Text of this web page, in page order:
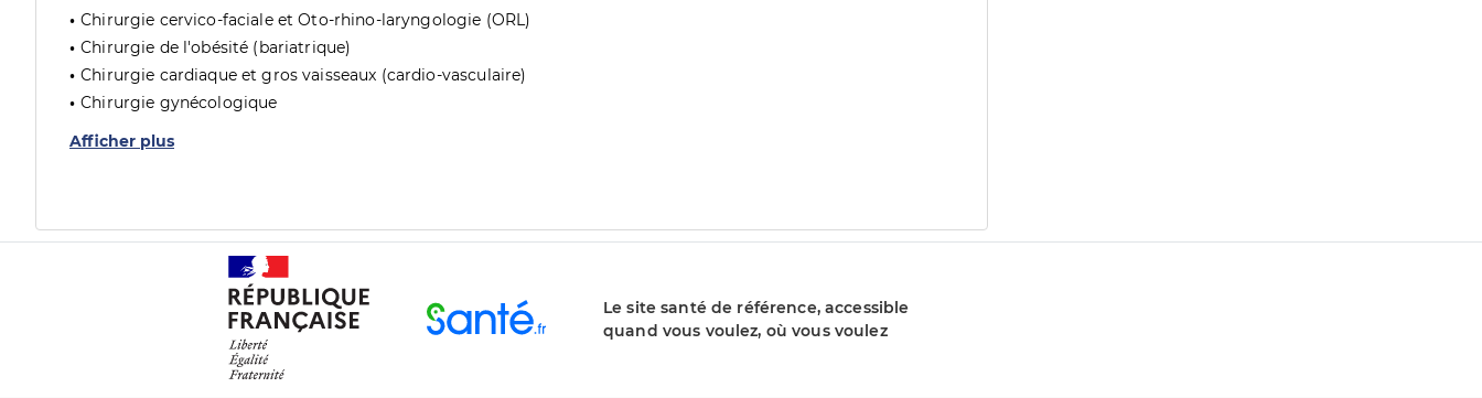
Chirurgie cervico-faciale et Oto-rhino-laryngologie (ORL)
Chirurgie de l'obésité (bariatrique)
Chirurgie cardiaque et gros vaisseaux (cardio-vasculaire)
Chirurgie gynécologique
Afficher plus
Le site santé de référence, accessible
quand vous voulez, où vous voulez